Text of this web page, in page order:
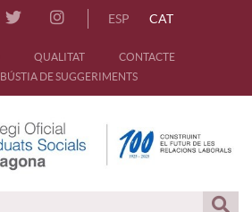
ESP CAT
QUALITAT
CONTACTE
BÚSTIA DE SUGGERIMENTS